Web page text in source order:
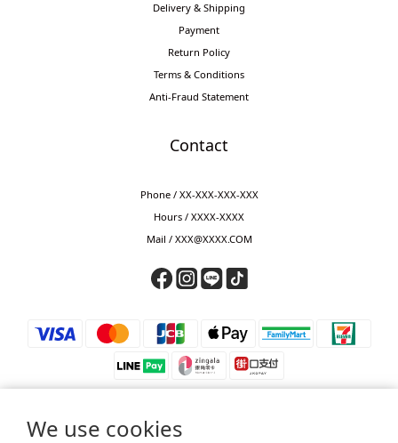
We use cookies
Delivery & Shipping
Payment
Return Policy
Terms & Conditions
Anti-Fraud Statement
Contact
Phone / XX-XXX-XXX-XXX
Hours / XXXX-XXXX
Mail / XXX@XXXX.COM